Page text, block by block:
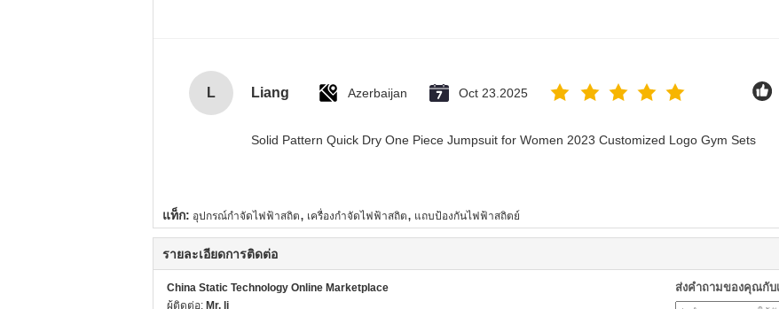
L Liang Azerbaijan Oct 23.2025
Solid Pattern Quick Dry One Piece Jumpsuit for Women 2023 Customized Logo Gym Sets
แท็ก: อุปกรณ์กำจัดไฟฟ้าสถิต, เครื่องกำจัดไฟฟ้าสถิต, แถบป้องกันไฟฟ้าสถิตย์
รายละเอียดการติดต่อ
China Static Technology Online Marketplace
ผู้ติดต่อ: Mr. li
ส่งคำถามของคุณกับ